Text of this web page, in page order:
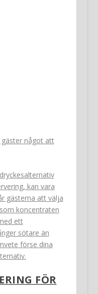
gäster något att
kan vara
gästerna att välja
koncentraten
ett
sötare än
förse dina
FÖR